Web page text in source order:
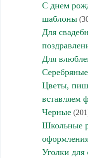
С днем
шаблоны
Для
Для
Серебряные
Цветы,
вставляем
Черные
Школьные
Уголки для